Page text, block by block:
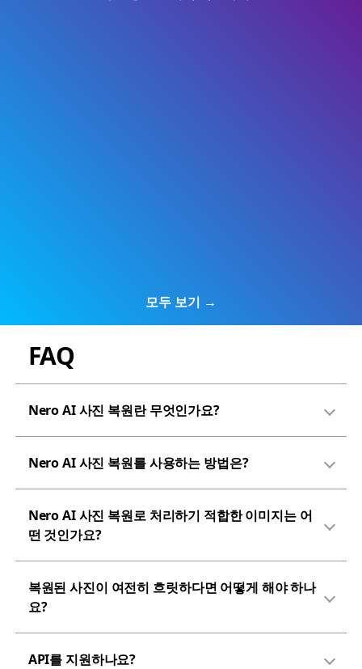
모두 보기 →
FAQ
Nero AI 사진 복원란 무엇인가요?
Nero AI 사진 복원를 사용하는 방법은?
Nero AI 사진 복원로 처리하기 적합한 이미지는 어
떤 것인가요?
복원된 사진이 여전히 흐릿하다면 어떻게 해야 하나
요?
API를 지원하나요?